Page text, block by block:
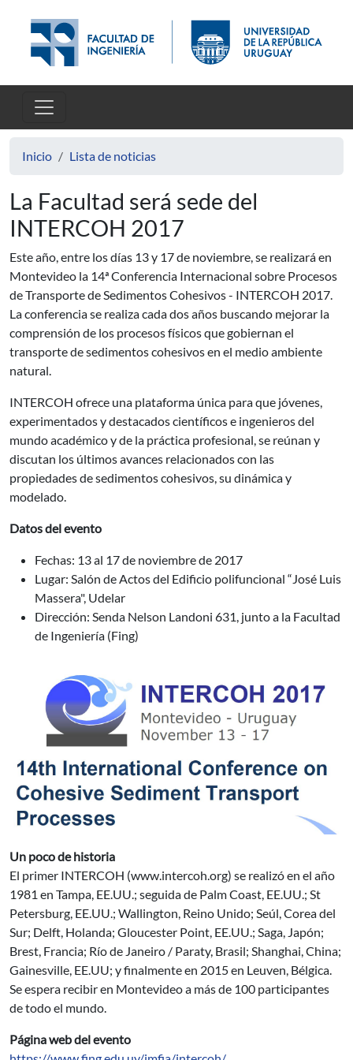
Inicio Lista de noticias
La Facultad será sede del
INTERCOH 2017
Este año, entre los días 13 y 17 de noviembre, se realizará en
Montevideo la 14ª Conferencia Internacional sobre Procesos
de Transporte de Sedimentos Cohesivos - INTERCOH 2017.
La conferencia se realiza cada dos años buscando mejorar la
comprensión de los procesos físicos que gobiernan el
transporte de sedimentos cohesivos en el medio ambiente
natural.
INTERCOH ofrece una plataforma única para que jóvenes,
experimentados y destacados científicos e ingenieros del
mundo académico y de la práctica profesional, se reúnan y
discutan los últimos avances relacionados con las
propiedades de sedimentos cohesivos, su dinámica y
modelado.
Datos del evento
Fechas: 13 al 17 de noviembre de 2017
Lugar: Salón de Actos del Edificio polifuncional “José Luis
Massera", Udelar
Dirección: Senda Nelson Landoni 631, junto a la Facultad
de Ingeniería (Fing)
Un poco de historia
El primer INTERCOH (www.intercoh.org) se realizó en el año
1981 en Tampa, EE.UU.; seguida de Palm Coast, EE.UU.; St
Petersburg, EE.UU.; Wallington, Reino Unido; Seúl, Corea del
Sur; Delft, Holanda; Gloucester Point, EE.UU.; Saga, Japón;
Brest, Francia; Río de Janeiro / Paraty, Brasil; Shanghai, China;
Gainesville, EE.UU; y finalmente en 2015 en Leuven, Bélgica.
Se espera recibir en Montevideo a más de 100 participantes
de todo el mundo.
Página web del evento